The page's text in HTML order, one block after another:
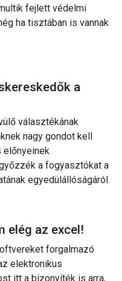
fejlett védelmi
ha tisztában is vannak
a
választékának
nagy gondot kell
előnyeinek
a fogyasztókat a
egyedülállóságáról.
elég az excel!
forgalmazó
elektronikus
itt a bizonyíték is arra,